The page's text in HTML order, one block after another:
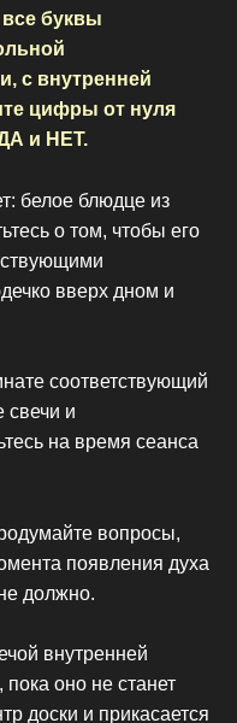
буквы
с внутренней
цифры от нуля
и НЕТ.
белое блюдце из
о том, чтобы его
вверх дном и
соответствующий
свечи и
на время сеанса
вопросы,
появления духа
должно.
внутренней
оно не станет
доски и прикасается